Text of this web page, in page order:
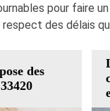
pour faire
respect des délais
des